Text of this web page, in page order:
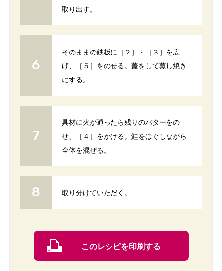
取り出す。
そのままの鉄板に［２］・［３］を広
げ、［５］をのせる。蓋をして蒸し焼き
にする。
具材に火が通ったら残りのバターをの
せ、［４］をかける。鮭をほぐしながら
全体を混ぜる。
取り分けていただく。
このレシピを印刷する